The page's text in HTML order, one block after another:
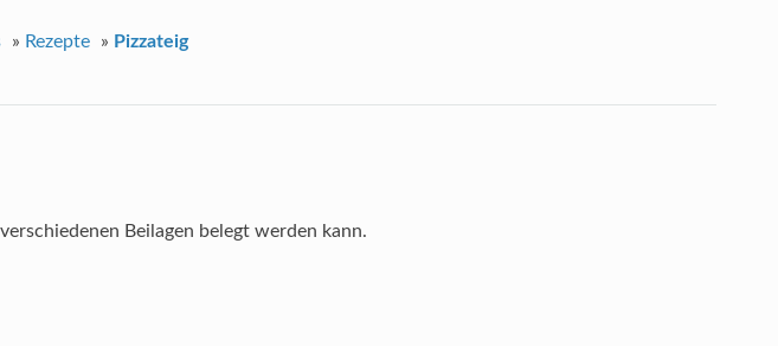
» Rezepte » Pizzateig
Beilagen belegt werden kann.